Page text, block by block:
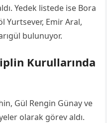
Yedek listede ise Bora
Yurtsever, Emir Aral,
bulunuyor.
Kurullarında
Gül Rengin Günay ve
olarak görev aldı.